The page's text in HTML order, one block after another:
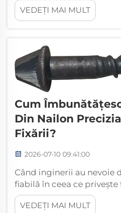
dăunătoare mecanisme
confruntă inginerii.
pentru întreruperea
dintre...
VEDEȚI MAI MULT
Cum
Din Nailon
Fixării?
2026-07-10 09:41:00
Când inginerii au nevoie
fiabilă în ceea ce privește
ansamblurile mecanice,
nailon apar în mod
VEDEȚI MAI MULT